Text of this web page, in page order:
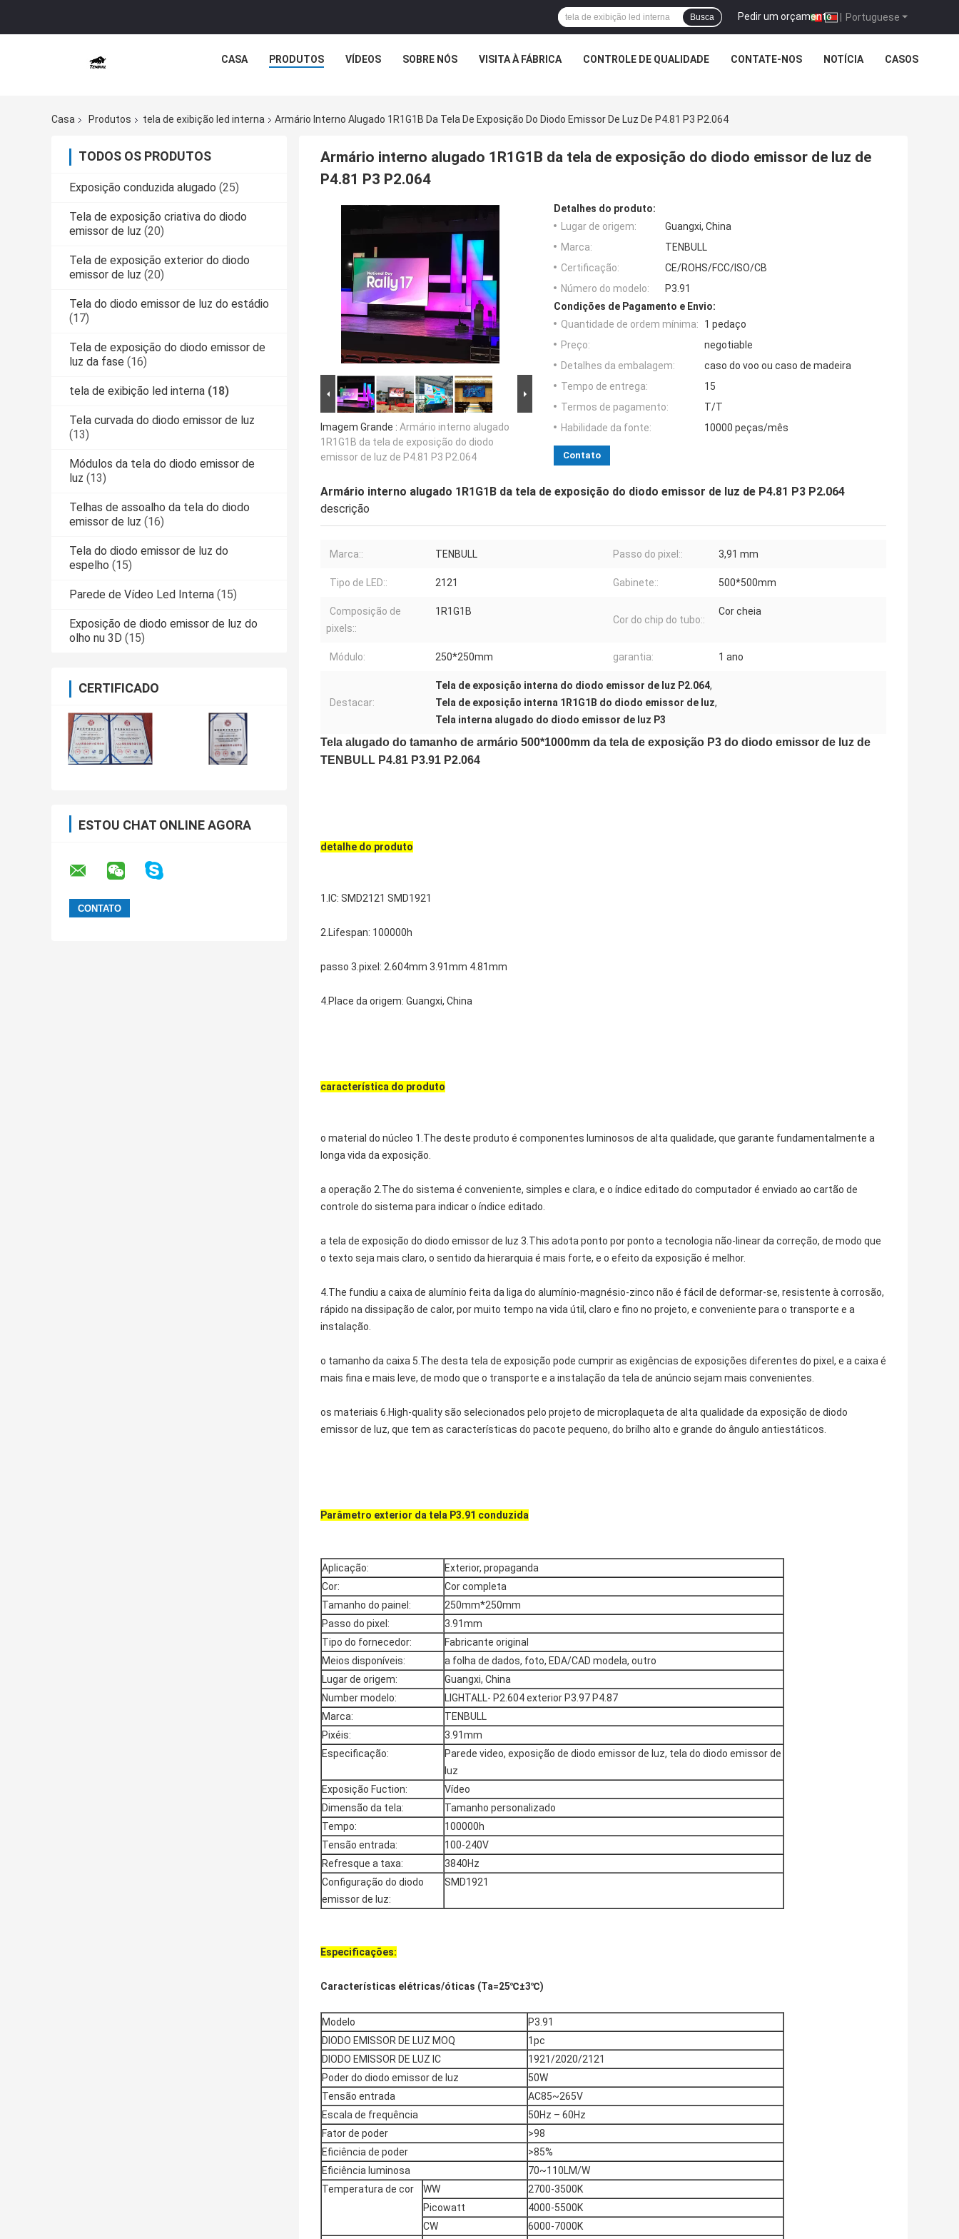
Portuguese
Pedir um orçamento |
Busca
CASA PRODUTOS VÍDEOS SOBRE NÓS VISITA À FÁBRICA CONTROLE DE QUALIDADE CONTATE-NOS NOTÍCIA CASOS
Casa Produtos tela de exibição led interna Armário Interno Alugado 1R1G1B Da Tela De Exposição Do Diodo Emissor De Luz De P4.81 P3 P2.064
TODOS OS PRODUTOS
Exposição conduzida alugado (25)
Tela de exposição criativa do diodo
emissor de luz (20)
Tela de exposição exterior do diodo
emissor de luz (20)
Tela do diodo emissor de luz do estádio
(17)
Tela de exposição do diodo emissor de
luz da fase (16)
tela de exibição led interna (18)
Tela curvada do diodo emissor de luz
(13)
Módulos da tela do diodo emissor de
luz (13)
Telhas de assoalho da tela do diodo
emissor de luz (16)
Tela do diodo emissor de luz do
espelho (15)
Parede de Vídeo Led Interna (15)
Exposição de diodo emissor de luz do
olho nu 3D (15)
CERTIFICADO
ESTOU CHAT ONLINE AGORA
Armário interno alugado 1R1G1B da tela de exposição do diodo emissor de luz de
P4.81 P3 P2.064
Imagem Grande : Armário interno alugado
1R1G1B da tela de exposição do diodo
emissor de luz de P4.81 P3 P2.064
Detalhes do produto:
Lugar de origem:
Guangxi, China
Marca:
TENBULL
Certificação:
CE/ROHS/FCC/ISO/CB
Número do modelo:
P3.91
Condições de Pagamento e Envio:
Quantidade de ordem mínima:
1 pedaço
Preço:
negotiable
Detalhes da embalagem:
caso do voo ou caso de madeira
Tempo de entrega:
15
Termos de pagamento:
T/T
Habilidade da fonte:
10000 peças/mês
Contato
Armário interno alugado 1R1G1B da tela de exposição do diodo emissor de luz de P4.81 P3 P2.064
descrição
Marca:: TENBULL Passo do pixel:: 3,91 mm
Tipo de LED:: 2121 Gabinete:: 500*500mm
Composição de
pixels::
1R1G1B
Cor do chip do tubo::
Cor cheia
Módulo: 250*250mm garantia: 1 ano
Destacar:
Tela de exposição interna do diodo emissor de luz P2.064,
Tela de exposição interna 1R1G1B do diodo emissor de luz,
Tela interna alugado do diodo emissor de luz P3
Tela alugado do tamanho de armário 500*1000mm da tela de exposição P3 do diodo emissor de luz de
TENBULL P4.81 P3.91 P2.064
detalhe do produto
1.IC: SMD2121 SMD1921
2.Lifespan: 100000h
passo 3.pixel: 2.604mm 3.91mm 4.81mm
4.Place da origem: Guangxi, China
característica do produto
o material do núcleo 1.The deste produto é componentes luminosos de alta qualidade, que garante fundamentalmente a
longa vida da exposição.
a operação 2.The do sistema é conveniente, simples e clara, e o índice editado do computador é enviado ao cartão de
controle do sistema para indicar o índice editado.
a tela de exposição do diodo emissor de luz 3.This adota ponto por ponto a tecnologia não-linear da correção, de modo que
o texto seja mais claro, o sentido da hierarquia é mais forte, e o efeito da exposição é melhor.
4.The fundiu a caixa de alumínio feita da liga do alumínio-magnésio-zinco não é fácil de deformar-se, resistente à corrosão,
rápido na dissipação de calor, por muito tempo na vida útil, claro e fino no projeto, e conveniente para o transporte e a
instalação.
o tamanho da caixa 5.The desta tela de exposição pode cumprir as exigências de exposições diferentes do pixel, e a caixa é
mais fina e mais leve, de modo que o transporte e a instalação da tela de anúncio sejam mais convenientes.
os materiais 6.High-quality são selecionados pelo projeto de microplaqueta de alta qualidade da exposição de diodo
emissor de luz, que tem as características do pacote pequeno, do brilho alto e grande do ângulo antiestáticos.
Parâmetro exterior da tela P3.91 conduzida
Aplicação:
Exterior, propaganda
Cor:
Cor completa
Tamanho do painel:
250mm*250mm
Passo do pixel:
3.91mm
Tipo do fornecedor:
Fabricante original
Meios disponíveis:
a folha de dados, foto, EDA/CAD modela, outro
Lugar de origem:
Guangxi, China
Number modelo:
LIGHTALL- P2.604 exterior P3.97 P4.87
Marca:
TENBULL
Pixéis:
3.91mm
Especificação:
Parede video, exposição de diodo emissor de luz, tela do diodo emissor de
luz
Exposição Fuction:
Vídeo
Dimensão da tela:
Tamanho personalizado
Tempo:
100000h
Tensão entrada:
100-240V
Refresque a taxa:
3840Hz
Configuração do diodo
emissor de luz:
SMD1921
Especificações:
Características elétricas/óticas (Ta=25℃±3℃)
Modelo
P3.91
DIODO EMISSOR DE LUZ MOQ
1pc
DIODO EMISSOR DE LUZ IC
1921/2020/2121
Poder do diodo emissor de luz
50W
Tensão entrada
AC85~265V
Escala de frequência
50Hz – 60Hz
Fator de poder
>98
Eficiência de poder
>85%
Eficiência luminosa
70~110LM/W
Temperatura de cor
WW
2700-3500K
Picowatt
4000-5500K
CW
6000-7000K